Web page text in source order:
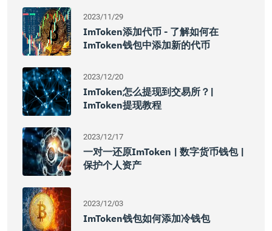
2023/11/29
ImToken添加代币 - 了解如何在
ImToken钱包中添加新的代币
2023/12/20
ImToken怎么提现到交易所？|
ImToken提现教程
2023/12/17
一对一还原imToken | 数字货币钱包 |
保护个人资产
2023/12/03
ImToken钱包如何添加冷钱包